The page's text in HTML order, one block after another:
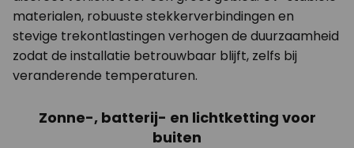
materialen, robuuste stekkerverbindingen en
stevige trekontlastingen verhogen de duurzaamheid
zodat de installatie betrouwbaar blijft, zelfs bij
veranderende temperaturen.
Zonne-, batterij- en lichtketting voor
buiten